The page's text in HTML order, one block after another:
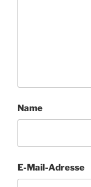
Name
E-Mail-Adresse